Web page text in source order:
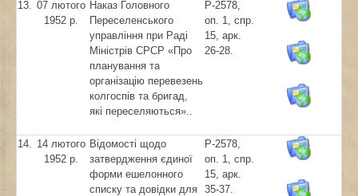
13.
07 лютого
1952 р.
Наказ Головного
Переселенського
управління при Раді
Міністрів СРСР «Про
планування та
організацію перевезень
колгоспів та бригад,
які переселяються»..
Р-2578,
оп. 1, спр.
15, арк.
26-28.
14.
14 лютого
1952 р.
Відомості щодо
затвердження єдиної
форми ешелонного
списку та довідки для
Р-2578,
оп. 1, спр.
15, арк.
35-37.